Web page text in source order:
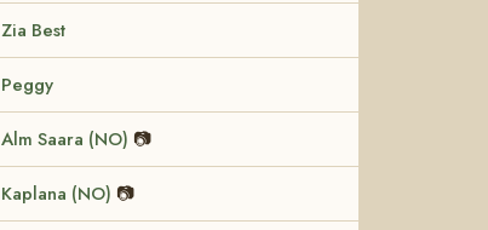
Zia Best
Peggy
Alm Saara (NO) 📷
Kaplana (NO) 📷